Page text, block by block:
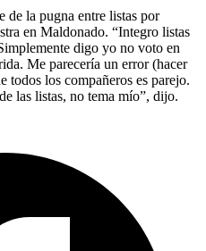
de la pugna entre listas por
en Maldonado. “Integro listas
digo yo no voto en
Me parecería un error (hacer
todos los compañeros es parejo.
las listas, no tema mío”, dijo.